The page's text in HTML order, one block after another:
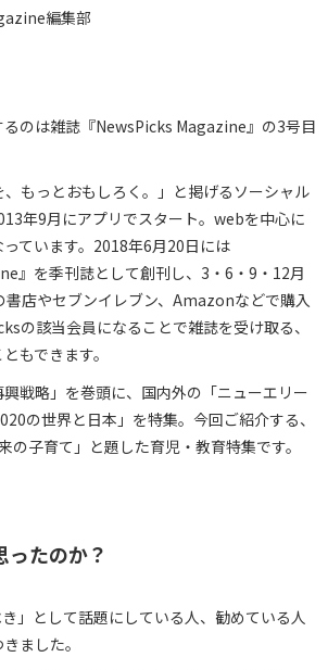
編集部
のは雑誌『NewsPicks Magazine』の3号目
もっとおもしろく。」と掲げるソーシャル
年9月にアプリでスタート。webを中心に
ています。2018年6月20日には
』を季刊誌として創刊し、3・6・9・12月
書店やセブンイレブン、Amazonなどで購入
の該当会員になることで雑誌を受け取る、
もできます。
戦略」を巻頭に、国内外の「ニューエリー
の世界と日本」を特集。今回ご紹介する、
の子育て」と題した育児・教育特集です。
ったのか？
」として話題にしている人、勧めている人
ました。